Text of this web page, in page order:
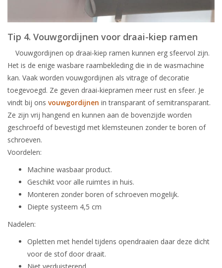
Tip 4. Vouwgordijnen voor draai-kiep ramen
Vouwgordijnen op draai-kiep ramen kunnen erg sfeervol zijn.
Het is de enige wasbare raambekleding die in de wasmachine
kan. Vaak worden vouwgordijnen als vitrage of decoratie
toegevoegd. Ze geven draai-kiepramen meer rust en sfeer. Je
vindt bij ons vouwgordijnen in transparant of semitransparant.
Ze zijn vrij hangend en kunnen aan de bovenzijde worden
geschroefd of bevestigd met klemsteunen zonder te boren of
schroeven.
Voordelen:
Machine wasbaar product.
Geschikt voor alle ruimtes in huis.
Monteren zonder boren of schroeven mogelijk.
Diepte systeem 4,5 cm
Nadelen:
Opletten met hendel tijdens opendraaien daar deze dicht
voor de stof door draait.